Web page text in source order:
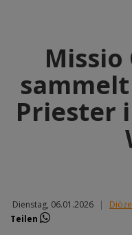
Priester
Dienstag, 06.01.2026 |
Teilen